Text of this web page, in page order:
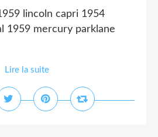
lincoln capri 1954
1959 mercury parklane
Lire la suite